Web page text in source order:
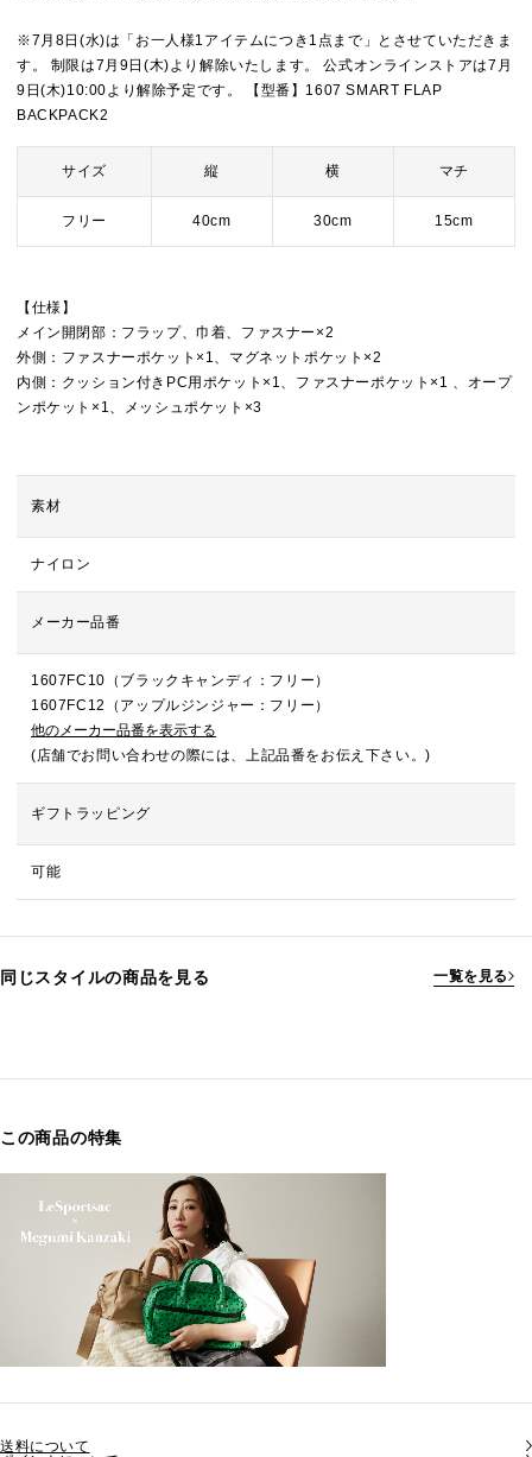
※7月8日(水)は「お一人様1アイテムにつき1点まで」とさせていただきま
す。 制限は7月9日(木)より解除いたします。 公式オンラインストアは7月
9日(木)10:00より解除予定です。 【型番】1607 SMART FLAP
BACKPACK2
サイズ 縦 横 マチ
フリー 40cm 30cm 15cm
【仕様】
メイン開閉部：フラップ、巾着、ファスナー×2
外側：ファスナーポケット×1、マグネットポケット×2
内側：クッション付きPC用ポケット×1、ファスナーポケット×1 、オープ
ンポケット×1、メッシュポケット×3
素材
ナイロン
メーカー品番
1607FC10（ブラックキャンディ：フリー）
1607FC12（アップルジンジャー：フリー）
他のメーカー品番を表示する
(店舗でお問い合わせの際には、上記品番をお伝え下さい。)
ギフトラッピング
可能
同じスタイルの商品を見る 一覧を見る
この商品の特集
送料について